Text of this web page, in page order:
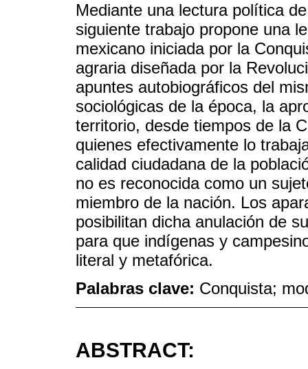
Mediante una lectura política
siguiente trabajo propone una
mexicano iniciada por la
agraria diseñada por la
apuntes autobiográficos del
sociológicas de la época, la
territorio, desde tiempos de la
quienes efectivamente lo
calidad ciudadana de la
no es reconocida como un
miembro de la nación. Los
posibilitan dicha anulación de
para que indígenas y
literal y metafórica.
Palabras clave: Conquista;
ABSTRACT: